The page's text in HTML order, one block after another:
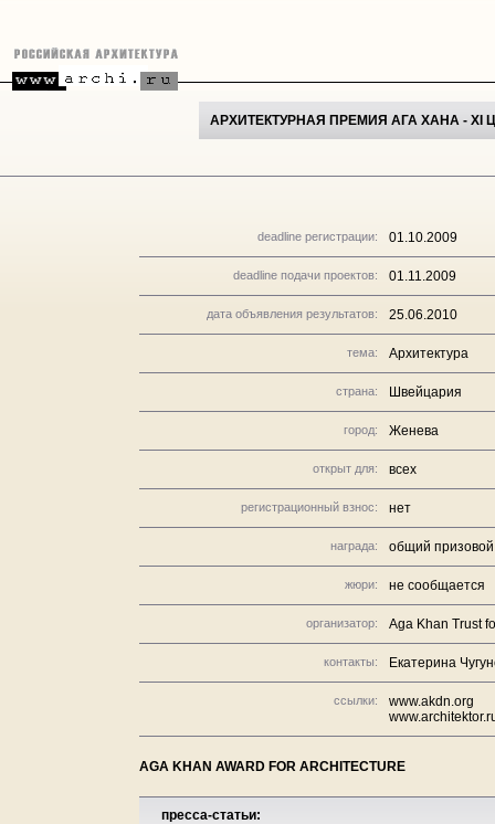
АРХИТЕКТУРНАЯ ПРЕМИЯ АГА ХАНА - XI
deadline регистрации: 01.10.2009
deadline подачи проектов: 01.11.2009
дата объявления результатов: 25.06.2010
тема: Архитектура
страна: Швейцария
город: Женева
открыт для: всех
регистрационный взнос: нет
награда: общий
жюри: не сообщается
организатор: Aga Khan Trust
контакты: Екатерина
ссылки:
www.akdn.org
AGA KHAN AWARD FOR ARCHITECTURE
пресса-статьи: